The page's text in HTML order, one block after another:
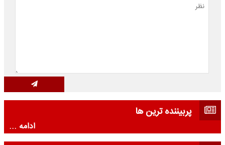
پربیننده ترین ها
ادامه ...